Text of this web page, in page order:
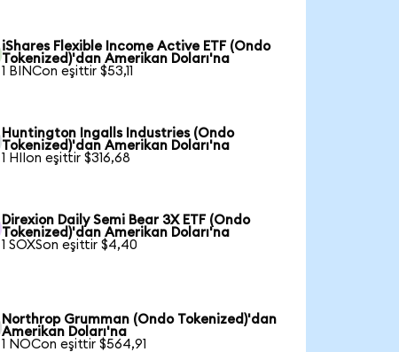
iShares Flexible Income Active ETF (Ondo
Tokenized)'dan Amerikan Doları'na
1 BINCon eşittir $53,11
Huntington Ingalls Industries (Ondo
Tokenized)'dan Amerikan Doları'na
1 HIIon eşittir $316,68
Direxion Daily Semi Bear 3X ETF (Ondo
Tokenized)'dan Amerikan Doları'na
1 SOXSon eşittir $4,40
Northrop Grumman (Ondo Tokenized)'dan
Amerikan Doları'na
1 NOCon eşittir $564,91